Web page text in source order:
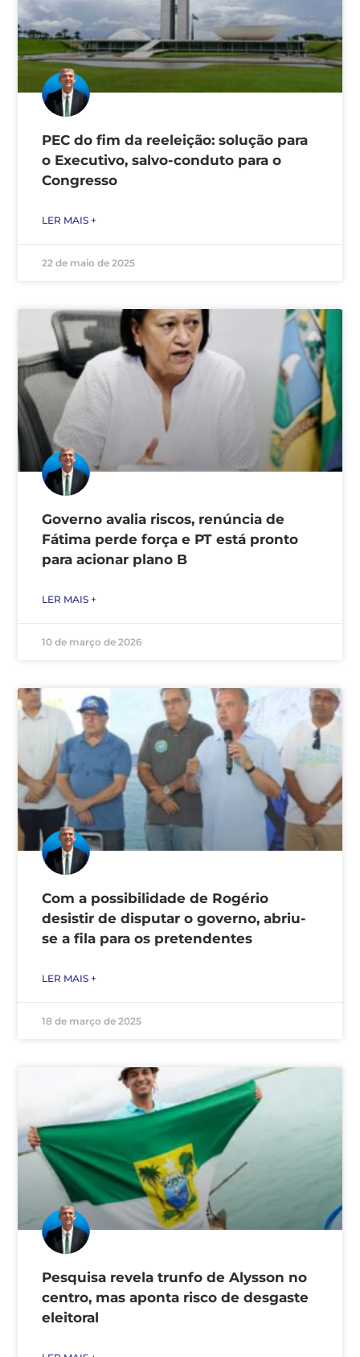
PEC do fim da reeleição: solução para
o Executivo, salvo-conduto para o
Congresso
LER MAIS +
22 de maio de 2025
Governo avalia riscos, renúncia de
Fátima perde força e PT está pronto
para acionar plano B
LER MAIS +
10 de março de 2026
Com a possibilidade de Rogério
desistir de disputar o governo, abriu-
se a fila para os pretendentes
LER MAIS +
18 de março de 2025
Pesquisa revela trunfo de Alysson no
centro, mas aponta risco de desgaste
eleitoral